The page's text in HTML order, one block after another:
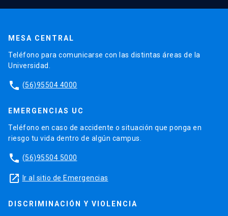
MESA CENTRAL
Teléfono para comunicarse con las distintas áreas de la
Universidad.
phone (56)95504 4000
EMERGENCIAS UC
Teléfono en caso de accidente o situación que ponga en
riesgo tu vida dentro de algún campus.
phone (56)95504 5000
launch Ir al sitio de Emergencias
DISCRIMINACIÓN Y VIOLENCIA